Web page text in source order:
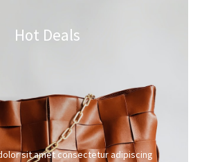
Hot Deals
sit amet consectetur adipiscing